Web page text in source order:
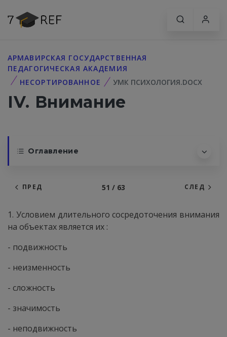
АРМАВИРСКАЯ ГОСУДАРСТВЕННАЯ
ПЕДАГОГИЧЕСКАЯ АКАДЕМИЯ
НЕСОРТИРОВАННОЕ
УМК ПСИХОЛОГИЯ.DOCX
IV. Внимание
Оглавление
ПРЕД 51 / 63 СЛЕД
1. Условием длительного сосредоточения внимания
на объектах является их :
- подвижность
- неизменность
- сложность
- значимость
- неподвижность